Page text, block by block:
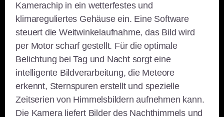
Kamerachip in ein wetterfestes und
klimareguliertes Gehäuse ein. Eine Software
steuert die Weitwinkelaufnahme, das Bild wird
per Motor scharf gestellt. Für die optimale
Belichtung bei Tag und Nacht sorgt eine
intelligente Bildverarbeitung, die Meteore
erkennt, Sternspuren erstellt und spezielle
Zeitserien von Himmelsbildern aufnehmen kann.
Die Kamera liefert Bilder des Nachthimmels und